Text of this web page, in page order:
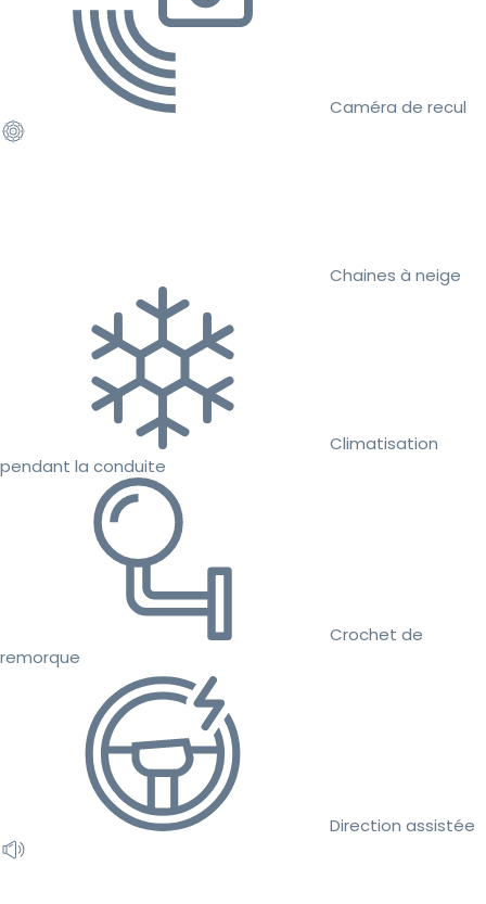
Caméra de recul
Chaines à neige
Climatisation
pendant la conduite
Crochet de
remorque
Direction assistée